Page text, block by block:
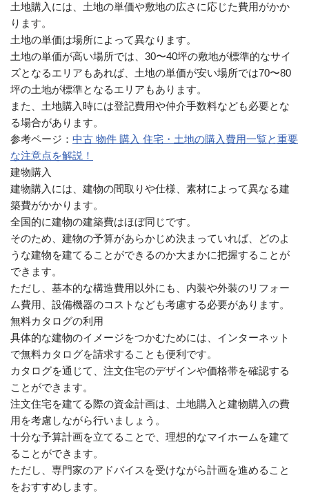
土地購入には、土地の単価や敷地の広さに応じた費用がかか
ります。
土地の単価は場所によって異なります。
土地の単価が高い場所では、30〜40坪の敷地が標準的なサイ
ズとなるエリアもあれば、土地の単価が安い場所では70〜80
坪の土地が標準となるエリアもあります。
また、土地購入時には登記費用や仲介手数料なども必要とな
る場合があります。
参考ページ： 中古 物件 購入 住宅・土地の購入費用一覧と重要
な注意点を解説！
建物購入
建物購入には、建物の間取りや仕様、素材によって異なる建
築費がかかります。
全国的に建物の建築費はほぼ同じです。
そのため、建物の予算があらかじめ決まっていれば、どのよ
うな建物を建てることができるのか大まかに把握することが
できます。
ただし、基本的な構造費用以外にも、内装や外装のリフォー
ム費用、設備機器のコストなども考慮する必要があります。
無料カタログの利用
具体的な建物のイメージをつかむためには、インターネット
で無料カタログを請求することも便利です。
カタログを通じて、注文住宅のデザインや価格帯を確認する
ことができます。
注文住宅を建てる際の資金計画は、土地購入と建物購入の費
用を考慮しながら行いましょう。
十分な予算計画を立てることで、理想的なマイホームを建て
ることができます。
ただし、専門家のアドバイスを受けながら計画を進めること
をおすすめします。